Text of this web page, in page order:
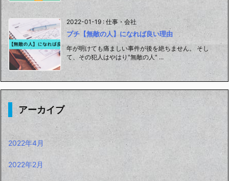
2022-01-19 : 仕事・会社
プチ【無敵の人】になれば良い理由
年が明けても痛ましい事件が後を絶ちません。 そし
て、その犯人はやはり"無敵の人" ...
アーカイブ
2022年4月
2022年2月